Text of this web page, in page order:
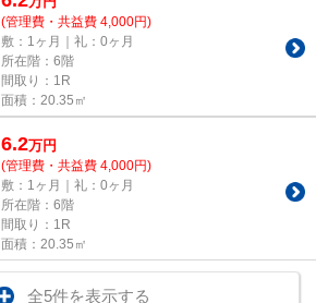
(管理費・共益費 4,000円)
敷：1ヶ月｜礼：0ヶ月
所在階：6階
間取り：1R
面積：20.35㎡
6.2万円
(管理費・共益費 4,000円)
敷：1ヶ月｜礼：0ヶ月
所在階：6階
間取り：1R
面積：20.35㎡
全5件を表示する